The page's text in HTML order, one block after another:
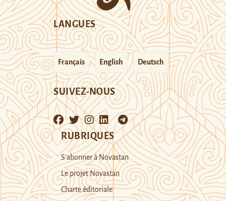
LANGUES
Français English Deutsch
SUIVEZ-NOUS
RUBRIQUES
S’abonner à Novastan
Le projet Novastan
Charte éditoriale